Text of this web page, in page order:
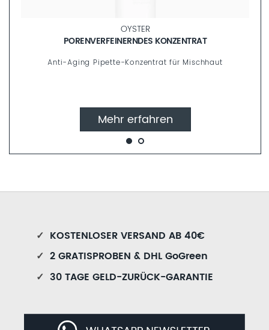
OYSTER
PORENVERFEINERNDES KONZENTRAT
Anti-Aging Pipette-Konzentrat für Mischhaut
Mehr erfahren
✓ KOSTENLOSER VERSAND AB 40€
✓ 2 GRATISPROBEN & DHL GoGreen
✓ 30 TAGE GELD-ZURÜCK-GARANTIE